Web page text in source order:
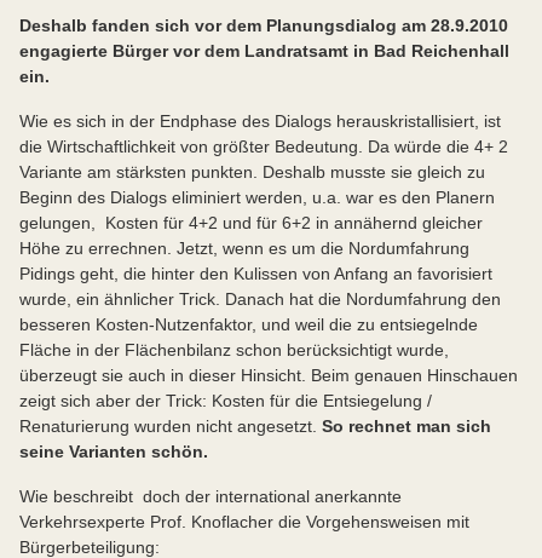
Deshalb fanden sich vor dem Planungsdialog am 28.9.2010
engagierte Bürger vor dem Landratsamt in Bad Reichenhall
ein.
Wie es sich in der Endphase des Dialogs herauskristallisiert, ist
die Wirtschaftlichkeit von größter Bedeutung. Da würde die 4+ 2
Variante am stärksten punkten. Deshalb musste sie gleich zu
Beginn des Dialogs eliminiert werden, u.a. war es den Planern
gelungen, Kosten für 4+2 und für 6+2 in annähernd gleicher
Höhe zu errechnen. Jetzt, wenn es um die Nordumfahrung
Pidings geht, die hinter den Kulissen von Anfang an favorisiert
wurde, ein ähnlicher Trick. Danach hat die Nordumfahrung den
besseren Kosten-Nutzenfaktor, und weil die zu entsiegelnde
Fläche in der Flächenbilanz schon berücksichtigt wurde,
überzeugt sie auch in dieser Hinsicht. Beim genauen Hinschauen
zeigt sich aber der Trick: Kosten für die Entsiegelung /
Renaturierung wurden nicht angesetzt. So rechnet man sich
seine Varianten schön.
Wie beschreibt doch der international anerkannte
Verkehrsexperte Prof. Knoflacher die Vorgehensweisen mit
Bürgerbeteiligung: